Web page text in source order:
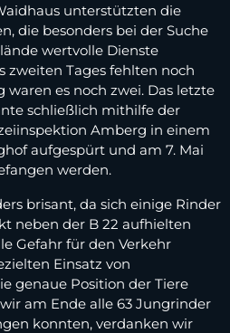
unterstützten die
die besonders bei der Suche
wertvolle Dienste
zweiten Tages fehlten noch
es noch zwei. Das letzte
schließlich mithilfe der
Amberg in einem
aufgespürt und am 7. Mai
werden.
brisant, da sich einige Rinder
neben der B 22 aufhielten
Gefahr für den Verkehr
Einsatz von
genaue Position der Tiere
am Ende alle 63 Jungrinder
konnten, verdanken wir